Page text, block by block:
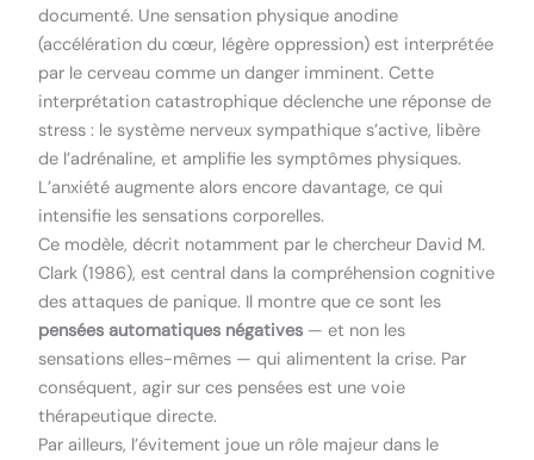
documenté. Une sensation physique anodine
(accélération du cœur, légère oppression) est interprétée
par le cerveau comme un danger imminent. Cette
interprétation catastrophique déclenche une réponse de
stress : le système nerveux sympathique s’active, libère
de l’adrénaline, et amplifie les symptômes physiques.
L’anxiété augmente alors encore davantage, ce qui
intensifie les sensations corporelles.
Ce modèle, décrit notamment par le chercheur David M.
Clark (1986), est central dans la compréhension cognitive
des attaques de panique. Il montre que ce sont les
pensées automatiques négatives — et non les
sensations elles-mêmes — qui alimentent la crise. Par
conséquent, agir sur ces pensées est une voie
thérapeutique directe.
Par ailleurs, l’évitement joue un rôle majeur dans le